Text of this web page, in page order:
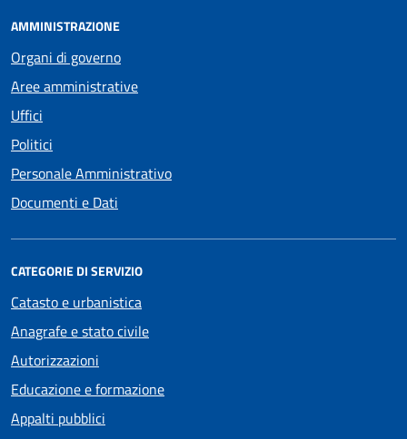
AMMINISTRAZIONE
Organi di governo
Aree amministrative
Uffici
Politici
Personale Amministrativo
Documenti e Dati
CATEGORIE DI SERVIZIO
Catasto e urbanistica
Anagrafe e stato civile
Autorizzazioni
Educazione e formazione
Appalti pubblici